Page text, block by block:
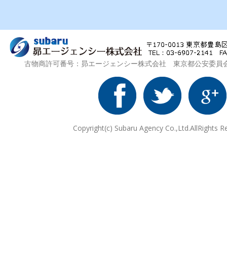
古物商許可番号：昴エージェンシー株式会社 東京都公安委
Copyright(c) Subaru Agency Co.,Ltd.AllRights